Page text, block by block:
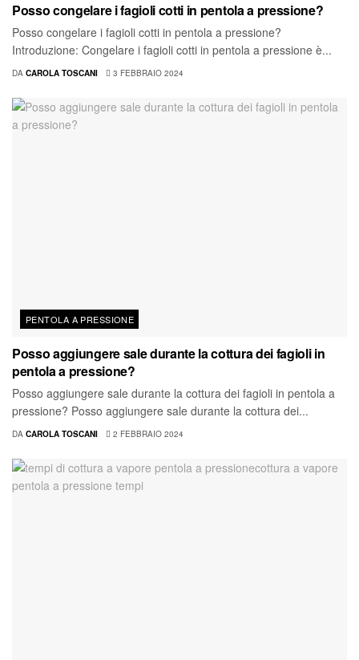
Posso congelare i fagioli cotti in pentola a pressione?
Posso congelare i fagioli cotti in pentola a pressione?
Introduzione: Congelare i fagioli cotti in pentola a pressione è...
DA CAROLA TOSCANI 3 FEBBRAIO 2024
PENTOLA A PRESSIONE
Posso aggiungere sale durante la cottura dei fagioli in
pentola a pressione?
Posso aggiungere sale durante la cottura dei fagioli in pentola a
pressione? Posso aggiungere sale durante la cottura dei...
DA CAROLA TOSCANI 2 FEBBRAIO 2024